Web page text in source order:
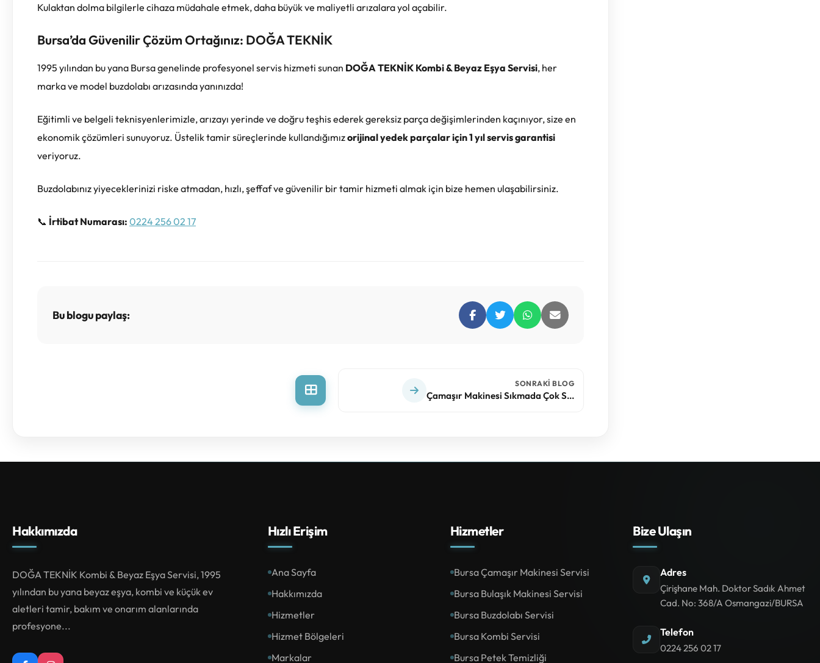
Kulaktan dolma bilgilerle cihaza müdahale etmek, daha büyük ve maliyetli arızalara yol açabilir.
Bursa’da Güvenilir Çözüm Ortağınız: DOĞA TEKNİK
1995 yılından bu yana Bursa genelinde profesyonel servis hizmeti sunan DOĞA TEKNİK Kombi & Beyaz Eşya Servisi, her
marka ve model buzdolabı arızasında yanınızda!
Eğitimli ve belgeli teknisyenlerimizle, arızayı yerinde ve doğru teşhis ederek gereksiz parça değişimlerinden kaçınıyor, size en
ekonomik çözümleri sunuyoruz. Üstelik tamir süreçlerinde kullandığımızorijinal yedek parçalar için 1 yıl servis garantisi
veriyoruz.
Buzdolabınız yiyeceklerinizi riske atmadan, hızlı, şeffaf ve güvenilir bir tamir hizmeti almak için bize hemen ulaşabilirsiniz.
📞 İrtibat Numarası: 0224 256 02 17
Bu blogu paylaş:
SONRAKI BLOG
Çamaşır Makinesi Sıkmada Çok S...
Hakkımızda
DOĞA TEKNİK Kombi & Beyaz Eşya Servisi, 1995
yılından bu yana beyaz eşya, kombi ve küçük ev
aletleri tamir, bakım ve onarım alanlarında
profesyone...
Hızlı Erişim
Ana Sayfa
Hakkımızda
Hizmetler
Hizmet Bölgeleri
Markalar
Hizmetler
Bursa Çamaşır Makinesi Servisi
Bursa Bulaşık Makinesi Servisi
Bursa Buzdolabı Servisi
Bursa Kombi Servisi
Bursa Petek Temizliği
Bize Ulaşın
Adres
Çirişhane Mah. Doktor Sadık Ahmet
Cad. No: 368/A Osmangazi/BURSA
Telefon
0224 256 02 17